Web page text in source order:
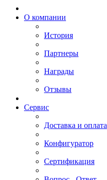
О компании
История
Партнеры
Награды
Отзывы
Сервис
Доставка и оплата
Конфигуратор
Сертификация